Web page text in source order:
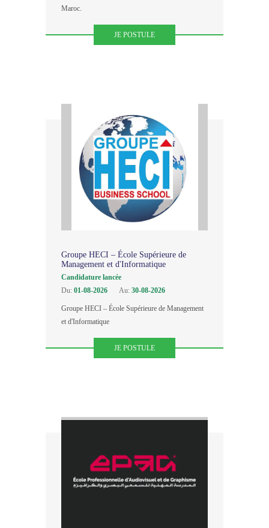
Maroc.
JE POSTULE
Groupe HECI – École Supérieure de
Management et d'Informatique
Candidature lancée
Du: 01-08-2026 Au: 30-08-2026
Groupe HECI – École Supérieure de Management
et d'Informatique
JE POSTULE